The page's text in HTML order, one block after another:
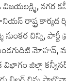
విజయలక్ష్మి, నగర
రాష్ట్ర కార్యద ర్శి
సుంకర చిన్ని, పార్టీ
మోహన్,
విభాగం జిల్లా